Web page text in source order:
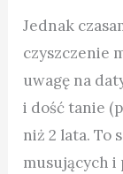
Jednak
czyszczenie
uwagę na
i dość tanie
niż 2 lata. To
musujących i